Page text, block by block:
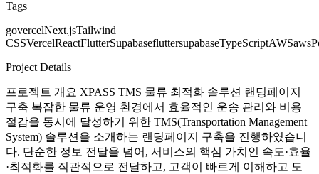
Tags
govercelNext.jsTailwind
CSSVercelReactFlutterSupabasefluttersupabaseTypeScriptAWSaws
Project Details
프로젝트 개요 XPASS TMS 물류 최적화 솔루션 랜딩페이지
구축 복잡한 물류 운영 환경에서 효율적인 운송 관리와 비용
절감을 동시에 달성하기 위한 TMS(Transportation Management
System) 솔루션을 소개하는 랜딩페이지 구축을 진행하였습니
다. 단순한 정보 전달을 넘어, 서비스의 핵심 가치인 속도·효율
·최적화를 직관적으로 전달하고, 고객이 빠르게 이해하고 도